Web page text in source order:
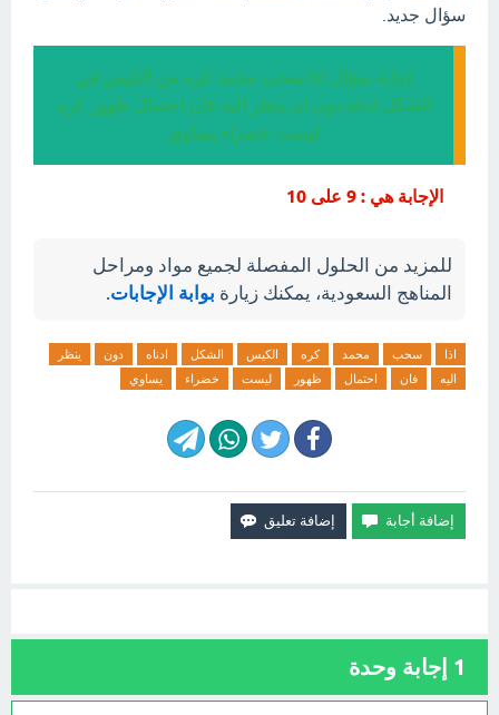
سؤال جديد.
إجابة سؤال اذا سحب محمد كره من الكيس في
الشكل ادناه دون ان ينظر اليه فان احتمال ظهور كره
ليست خضراء يساوي
الإجابة هي : 9 على 10
للمزيد من الحلول المفصلة لجميع مواد ومراحل
المناهج السعودية، يمكنك زيارة بوابة الإجابات.
اذا سحب محمد كره الكيس الشكل ادناه دون
ينظر
اليه
فان احتمال ظهور ليست خضراء يساوي
1 إجابة وحدة